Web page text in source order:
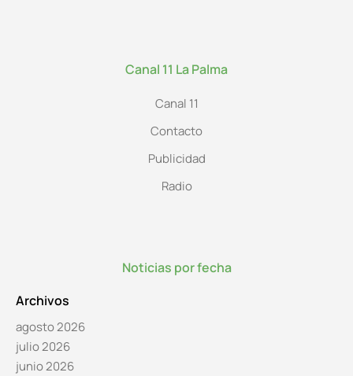
Canal 11 La Palma
Canal 11
Contacto
Publicidad
Radio
Noticias por fecha
Archivos
agosto 2026
julio 2026
junio 2026